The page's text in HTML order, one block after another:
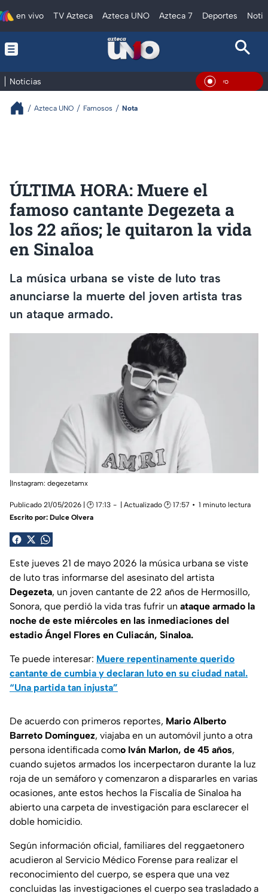
en vivo TV Azteca Azteca UNO Azteca 7 Deportes
Noticias En Vivo
Azteca UNO Famosos Nota
ÚLTIMA HORA: Muere el
famoso cantante Degezeta a
los 22 años; le quitaron la vida
en Sinaloa
La música urbana se viste de luto tras
anunciarse la muerte del joven artista tras
un ataque armado.
|Instagram: degezetamx
Publicado 21/05/2026 | 🕑 17:13 | Actualizado 🕑 17:57
1 minuto lectura
Escrito por: Dulce Olvera
Este jueves 21 de mayo 2026 la música urbana se viste
de luto tras informarse del asesinato del artista
Degezeta, un joven cantante de 22 años de Hermosillo,
Sonora, que perdió la vida tras fufrir un ataque armado la
noche de este miércoles en las inmediaciones del
estadio Ángel Flores en Culiacán, Sinaloa.
Te puede interesar: Muere repentinamente querido
cantante de cumbia y declaran luto en su ciudad natal.
“Una partida tan injusta”
De acuerdo con primeros reportes, Mario Alberto
Barreto Domínguez, viajaba en un automóvil junto a otra
persona identificada como Iván Marlon, de 45 años,
cuando sujetos armados los incerpectaron durante la luz
roja de un semáforo y comenzaron a dispararles en varias
ocasiones, ante estos hechos la Fiscalía de Sinaloa ha
abierto una carpeta de investigación para esclarecer el
doble homicidio.
Según información oficial, familiares del reggaetonero
acudieron al Servicio Médico Forense para realizar el
reconocimiento del cuerpo, se espera que una vez
concluidas las investigaciones el cuerpo sea trasladado a